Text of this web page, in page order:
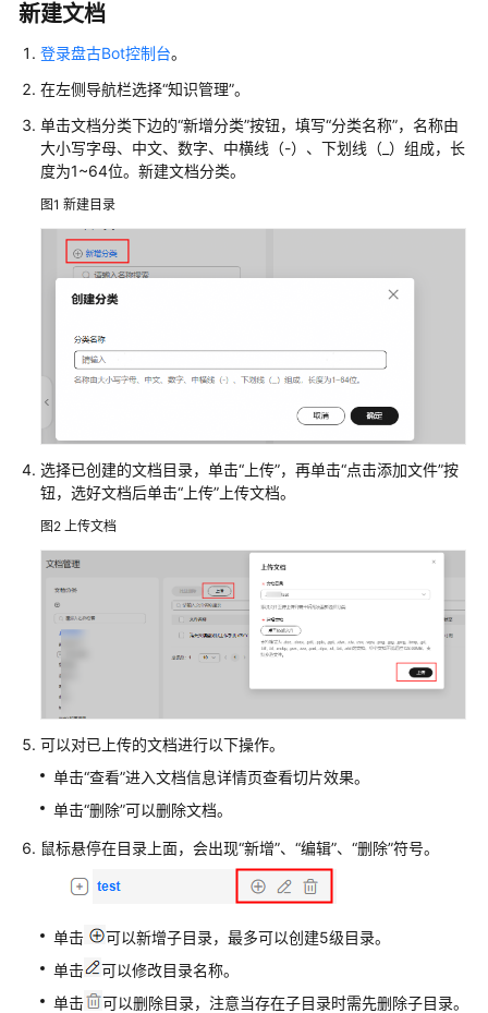
用
流
准
备
工
作
开
通
务
管
理
知
识
库
创
库
上
文
档
创
FAQ
新建文档
登录盘古Bot控制台。
在左侧导航栏选择“知识管理”。
单击文档分类下边的“新增分类”按钮，填写“分类名称”，名称由
大小写字母、中文、数字、中横线（-）、下划线（_）组成，长
度为1~64位。新建文档分类。
图1 新建目录
选择已创建的文档目录，单击“上传”，再单击“点击添加文件”按
钮，选好文档后单击“上传”上传文档。
图2 上传文档
可以对已上传的文档进行以下操作。
单击“查看”进入文档信息详情页查看切片效果。
单击“删除”可以删除文档。
鼠标悬停在目录上面，会出现“新增”、“编辑”、“删除”符号。
单击
可以新增子目录，最多可以创建5级目录。
单击
可以修改目录名称。
单击
可以删除目录，注意当存在子目录时需先删除子目录。